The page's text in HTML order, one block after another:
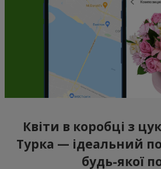
Квіти в коробці з
Турка — ідеальний
будь-якої